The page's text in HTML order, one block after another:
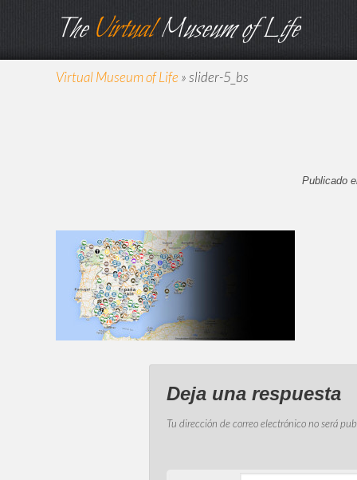
TheVirtualMuseum of Life
Virtual Museum of Life »slider-5_bs
Publicado
Deja una respuesta
Tu dirección de correo electrónico no será